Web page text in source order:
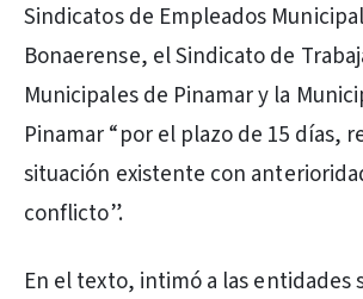
Sindicatos de Empleados
Bonaerense, el Sindicato de
Municipales de Pinamar y la
Pinamar “por el plazo de 15 días,
situación existente con
conflicto”.
En el texto, intimó a las entidades